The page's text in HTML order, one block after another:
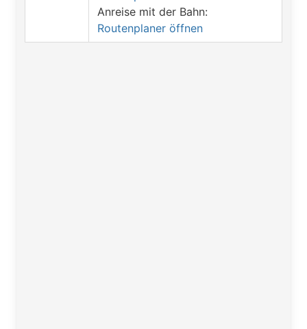
Anreise mit der Bahn:
Routenplaner öffnen